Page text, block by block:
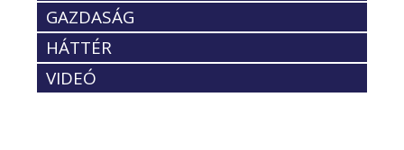
GAZDASÁG
HÁTTÉR
VIDEÓ